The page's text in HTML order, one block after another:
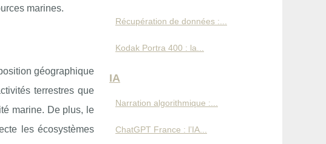
marines.
géographique
terrestres que
marine. De plus, le
les écosystèmes
Récupération de données :...
Kodak Portra 400 : la...
IA
Narration algorithmique :...
ChatGPT France : l’IA...